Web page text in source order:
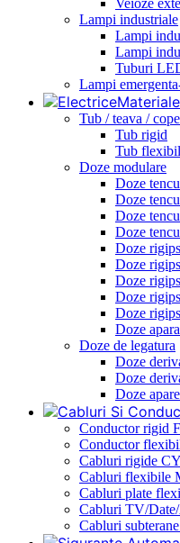
Veioze
Lampi industriale
Lampi
Lampi
Tuburi
Lampi
Tub / teava /
Tub rigid
Tub flexibil
Doze modulare
Doze
Doze
Doze
Doze
Doze
Doze
Doze
Doze
Doze
Doze
Doze de legatura
Doze
Doze
Doze
Conductor rigid
Conductor
Cabluri rigide
Cabluri flexibile
Cabluri plate
Cabluri TV/
Cabluri